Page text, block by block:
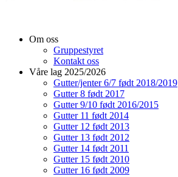
Om oss
Gruppestyret
Kontakt oss
Våre lag 2025/2026
Gutter/jenter 6/7 født 2018/2019
Gutter 8 født 2017
Gutter 9/10 født 2016/2015
Gutter 11 født 2014
Gutter 12 født 2013
Gutter 13 født 2012
Gutter 14 født 2011
Gutter 15 født 2010
Gutter 16 født 2009